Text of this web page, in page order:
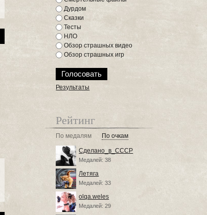
Дурдом
Сказки
Тесты
НЛО
Обзор страшных видео
Обзор страшных игр
Результаты
Рейтинг
По медалям По очкам
Сделано_в_СССР
Медалей: 38
Летяга
Медалей: 33
olqa.weles
Медалей: 29